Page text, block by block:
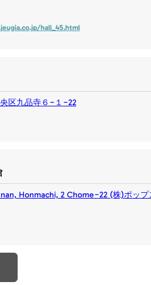
hall_45.html
区九品寺６−１−22
Honmachi, 2 Chome−22 (株)ポップ